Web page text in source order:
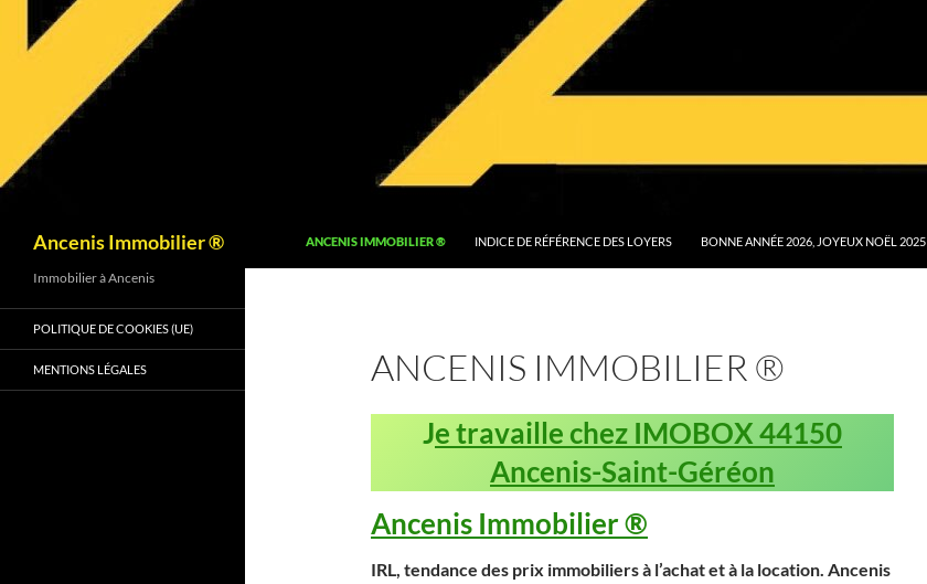
Ancenis Immobilier ® ANCENIS IMMOBILIER ® INDICE DE RÉFÉRENCE DES LOYERS BONNE ANNÉE 2026, JOYEUX NOËL 2025
ANCENIS IMMOBILIER ®
Je travaille chez IMOBOX 44150
Ancenis-Saint-Géréon
Ancenis Immobilier ®
IRL, tendance des prix immobiliers à l’achat et à la location. Ancenis
Immobilier à Ancenis
POLITIQUE DE COOKIES (UE)
MENTIONS LÉGALES